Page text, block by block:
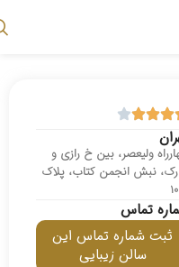
ولیعصر، بین خ رازی و
نبش انجمن کتاب، پلاک
تماس
ثبت شماره تماس این
سالن زیبایی